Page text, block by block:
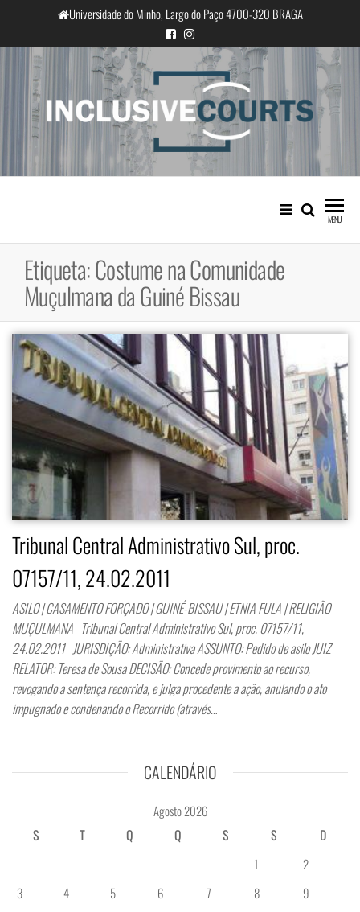
o
conteúdo
Universidade do Minho, Largo do Paço 4700-320 BRAGA
InclusiveCourts
Igualdade e diferença cultural na
prática judicial portuguesa
MENU
Etiqueta:Costume na Comunidade
Muçulmana da Guiné Bissau
Tribunal Central Administrativo Sul, proc.
07157/11, 24.02.2011
ASILO | CASAMENTO FORÇADO | GUINÉ-BISSAU | ETNIA FULA | RELIGIÃO
MUÇULMANA Tribunal Central Administrativo Sul, proc. 07157/11,
24.02.2011 JURISDIÇÃO: Administrativa ASSUNTO: Pedido de asilo JUIZ
RELATOR: Teresa de Sousa DECISÃO: Concede provimento ao recurso,
revogando a sentença recorrida, e julga procedente a ação, anulando o ato
impugnado e condenando o Recorrido (através…
CALENDÁRIO
Agosto 2026
S
T Q Q S S
D
1
2
3
4 5 6 7 8
9